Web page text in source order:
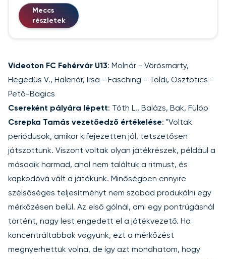
Meccs
részletek
Videoton FC Fehérvár U13: Molnár - Vörösmarty,
Hegedüs V., Halenár, Irsa - Fasching - Toldi, Osztotics -
Pető-Bagics
Csereként pályára lépett: Tóth L., Balázs, Bak, Fülöp
Csrepka Tamás vezetőedző értékelése: "Voltak
periódusok, amikor kifejezetten jól, tetszetősen
játszottunk. Viszont voltak olyan játékrészek, például a
második harmad, ahol nem találtuk a ritmust, és
kapkodóvá vált a játékunk. Minőségben ennyire
szélsőséges teljesítményt nem szabad produkálni egy
mérkőzésen belül. Az első gólnál, ami egy pontrúgásnál
történt, nagy lest engedett el a játékvezető. Ha
koncentráltabbak vagyunk, ezt a mérkőzést
megnyerhettük volna, de így azt mondhatom, hogy